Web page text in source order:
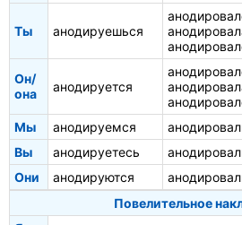
Ты анодируешься
Он/
она
анодируется
Мы
анодируемся
Вы
анодируетесь
Они
анодируются
Повелительное